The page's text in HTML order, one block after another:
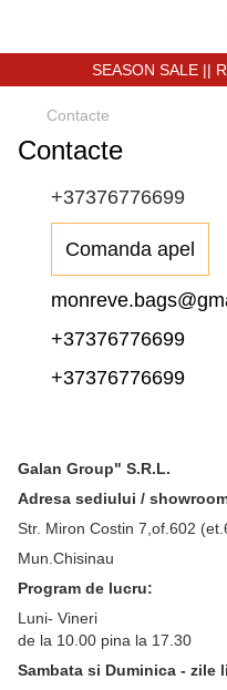
SEASON SALE ||
Contacte
Contacte
+37376776699
Comanda apel
+37376776699
+37376776699
Galan Group" S.R.L.
Adresa sediului /
Str. Miron Costin 7,of.602
Mun.Chisinau
Program de lucru:
Luni- Vineri
de la 10.00 pina la 17.30
Sambata si Duminica - zile